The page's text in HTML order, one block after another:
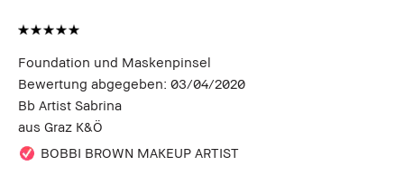
Foundation und Maskenpinsel
Bewertung abgegeben: 03/04/2020
Bb Artist Sabrina
aus Graz K&Ö
BOBBI BROWN MAKEUP ARTIST